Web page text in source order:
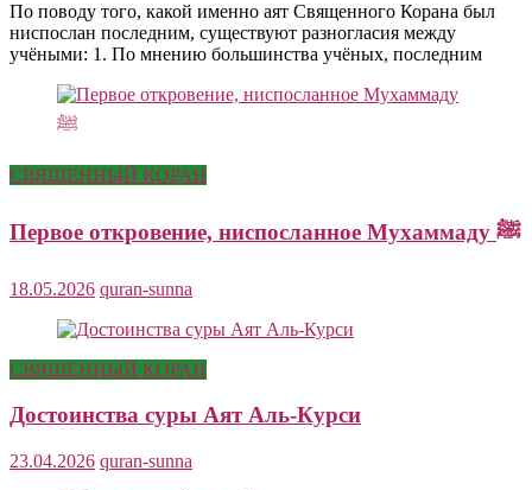
По поводу того, какой именно аят Священного Корана был
ниспослан последним, существуют разногласия между
учёными: 1. По мнению большинства учёных, последним
СВЯЩЕННЫЙ КОРАН
Первое откровение, ниспосланное Мухаммаду ﷺ
18.05.2026 quran-sunna
СВЯЩЕННЫЙ КОРАН
Достоинства суры Аят Аль-Курси
23.04.2026 quran-sunna